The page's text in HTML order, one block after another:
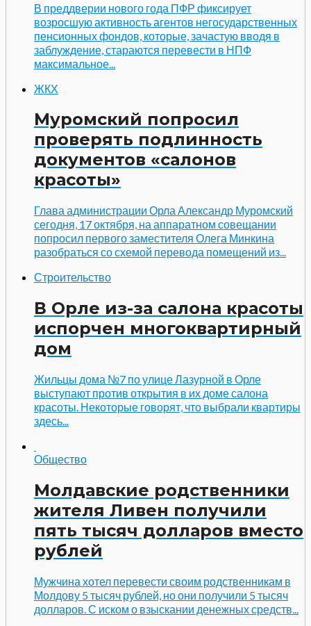
В преддверии нового года ПФР фиксирует
возросшую активность агентов негосударственных
пенсионных фондов, которые, зачастую вводя в
заблуждение, стараются перевести в НПФ
максимальное...
ЖКХ
Муромский попросил
проверять подлинность
документов «салонов
красоты»
Глава администрации Орла Александр Муромский
сегодня, 17 октября, на аппаратном совещании
попросил первого заместителя Олега Минкина
разобраться со схемой перевода помещений из...
Строительство
В Орле из-за салона красоты
испорчен многоквартирный
дом
Жильцы дома №7 по улице Лазурной в Орле
выступают против открытия в их доме салона
красоты. Некоторые говорят, что выбрали квартиры
здесь...
Общество
Молдавские родственники
жителя Ливен получили
пять тысяч долларов вместо
рублей
Мужчина хотел перевести своим родственникам в
Молдову 5 тысяч рублей, но они получили 5 тысяч
долларов. С иском о взыскании денежных средств...